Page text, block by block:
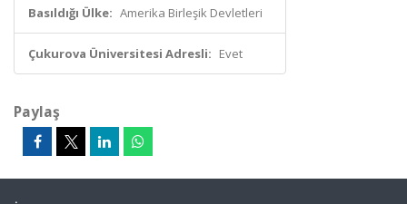
Basıldığı Ülke: Amerika Birleşik Devletleri
Çukurova Üniversitesi Adresli: Evet
Paylaş